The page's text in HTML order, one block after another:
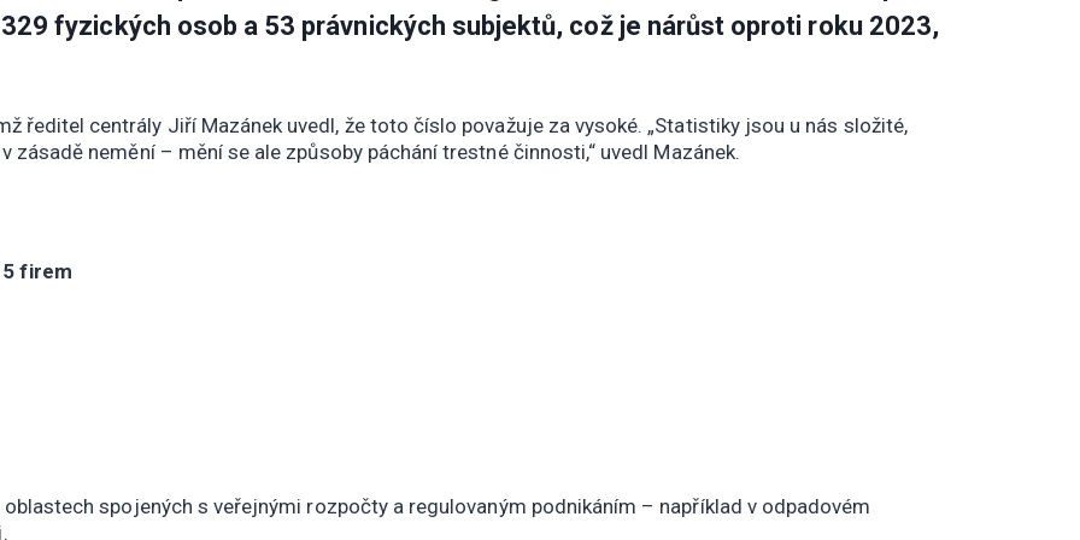
329 fyzických osob a 53 právnických subjektů, což je nárůst oproti roku 2023,
ředitel centrály Jiří Mazánek uvedl, že toto číslo považuje za vysoké. „Statistiky jsou u nás složité,
nemění – mění se ale způsoby páchání trestné činnosti,“ uvedl Mazánek.
firem
spojených s veřejnými rozpočty a regulovaným podnikáním – například v odpadovém